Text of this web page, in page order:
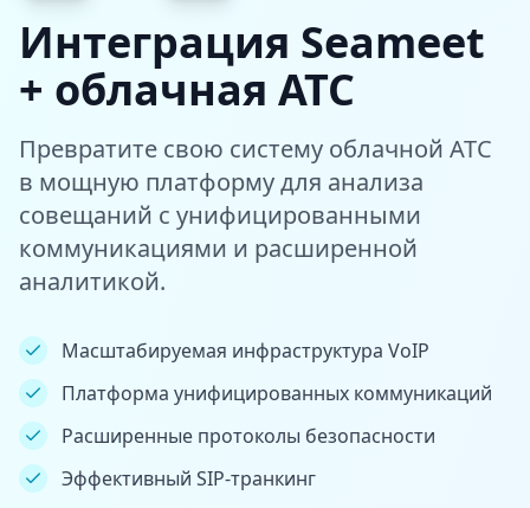
Интеграция Seameet
+ облачная АТС
Превратите свою систему облачной АТС
в мощную платформу для анализа
совещаний с унифицированными
коммуникациями и расширенной
аналитикой.
Масштабируемая инфраструктура VoIP
Платформа унифицированных коммуникаций
Расширенные протоколы безопасности
Эффективный SIP-транкинг